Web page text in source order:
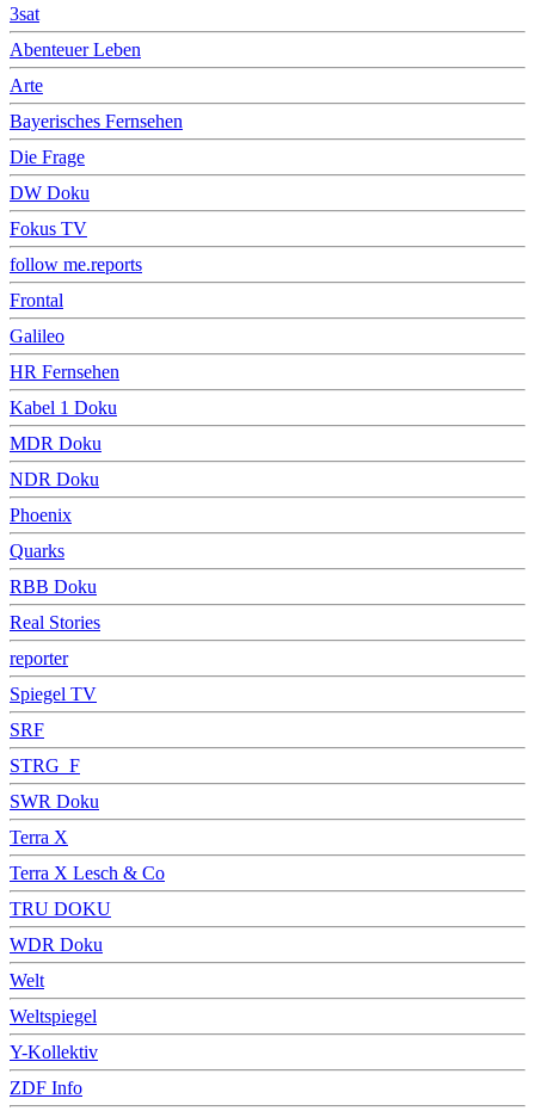
3sat
Abenteuer Leben
Arte
Bayerisches Fernsehen
Die Frage
DW Doku
Fokus TV
follow me.reports
Frontal
Galileo
HR Fernsehen
Kabel 1 Doku
MDR Doku
NDR Doku
Phoenix
Quarks
RBB Doku
Real Stories
reporter
Spiegel TV
SRF
STRG_F
SWR Doku
Terra X
Terra X Lesch & Co
TRU DOKU
WDR Doku
Welt
Weltspiegel
Y-Kollektiv
ZDF Info